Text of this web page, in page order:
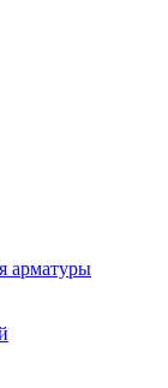
арматуры